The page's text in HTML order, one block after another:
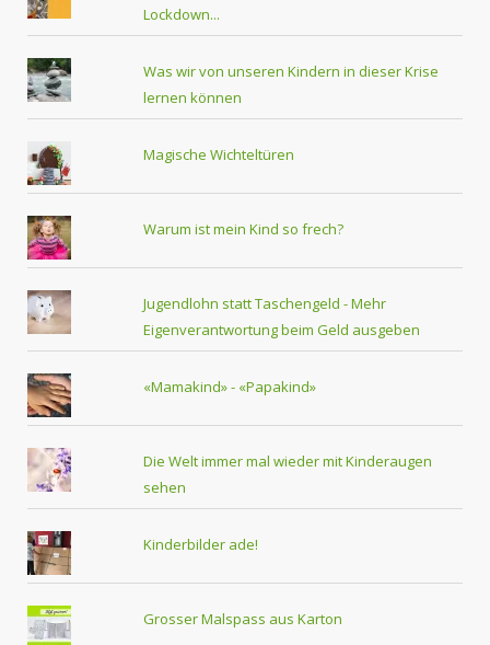
Lockdown...
Was wir von unseren Kindern in dieser Krise
lernen können
Magische Wichteltüren
Warum ist mein Kind so frech?
Jugendlohn statt Taschengeld - Mehr
Eigenverantwortung beim Geld ausgeben
«Mamakind» - «Papakind»
Die Welt immer mal wieder mit Kinderaugen
sehen
Kinderbilder ade!
Grosser Malspass aus Karton